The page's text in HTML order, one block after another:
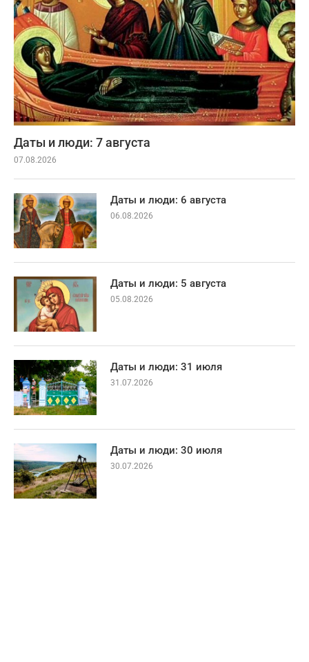
Даты и люди: 7 августа
07.08.2026
Даты и люди: 6 августа
06.08.2026
Даты и люди: 5 августа
05.08.2026
Даты и люди: 31 июля
31.07.2026
Даты и люди: 30 июля
30.07.2026